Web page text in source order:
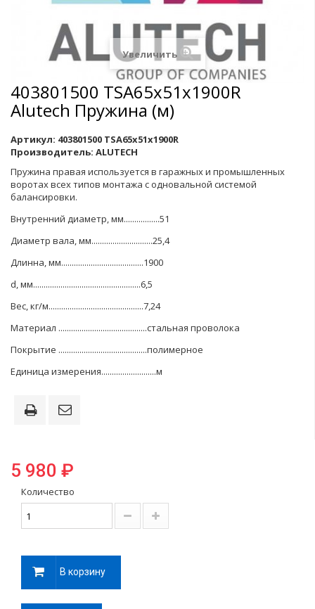
Увеличить
403801500 TSA65x51x1900R
Alutech Пружина (м)
Артикул: 403801500 TSA65x51x1900R
Производитель: ALUTECH
Пружина правая используется в гаражных и промышленных
воротах всех типов монтажа с одновальной системой
балансировки.
Внутренний диаметр,мм.................51
Диаметр вала,мм.............................25,4
Длинна, мм.......................................1900
d, мм...................................................6,5
Вес, кг/м.............................................7,24
Материал ..........................................стальная проволока
Покрытие ..........................................полимерное
Единица измерения..........................м
5 980 ₽
Количество
В корзину